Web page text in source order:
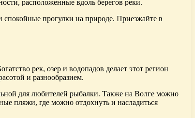
расположенные вдоль берегов реки.
спокойные прогулки на природе. Приезжайте в
рек, озер и водопадов делает этот регион
и разнообразием.
для любителей рыбалки. Также на Волге можно
пляжи, где можно отдохнуть и насладиться